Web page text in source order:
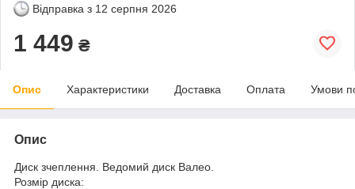
Відправка з 12 серпня 2026
1 449 ₴
Опис Характеристики Доставка Оплата Умови
Опис
Диск зчеплення. Ведомий диск Валео.
Розмір диска: